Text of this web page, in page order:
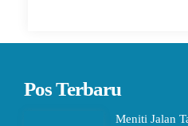
Pos Terbaru
Meniti Jalan